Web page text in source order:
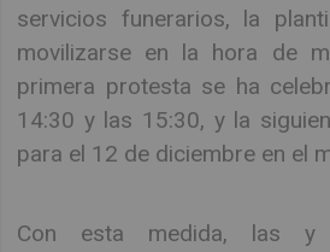
servicios funerarios, la
movilizarse en la hora de
primera protesta se ha
14:30 y las 15:30, y la
para el 12 de diciembre en el
Con esta medida, las y